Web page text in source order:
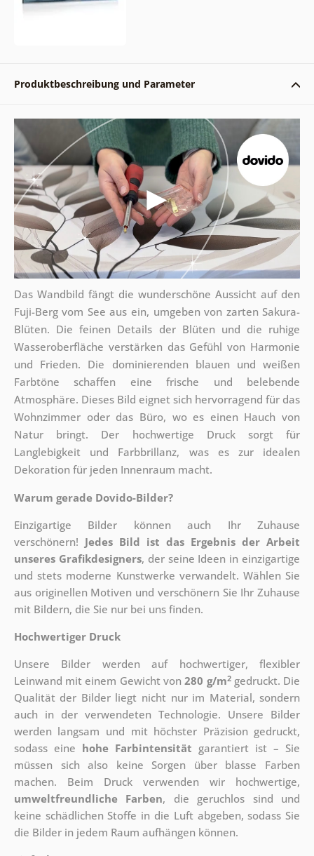
Produktbeschreibung und Parameter
Das Wandbild fängt die wunderschöne Aussicht auf den
Fuji-Berg vom See aus ein, umgeben von zarten Sakura-
Blüten. Die feinen Details der Blüten und die ruhige
Wasseroberfläche verstärken das Gefühl von Harmonie
und Frieden. Die dominierenden blauen und weißen
Farbtöne schaffen eine frische und belebende
Atmosphäre. Dieses Bild eignet sich hervorragend für das
Wohnzimmer oder das Büro, wo es einen Hauch von
Natur bringt. Der hochwertige Druck sorgt für
Langlebigkeit und Farbbrillanz, was es zur idealen
Dekoration für jeden Innenraum macht.
Warum gerade Dovido-Bilder?
Einzigartige Bilder können auch Ihr Zuhause
verschönern! Jedes Bild ist das Ergebnis der Arbeit
unseres Grafikdesigners, der seine Ideen in einzigartige
und stets moderne Kunstwerke verwandelt. Wählen Sie
aus originellen Motiven und verschönern Sie Ihr Zuhause
mit Bildern, die Sie nur bei uns finden.
Hochwertiger Druck
Unsere Bilder werden auf hochwertiger, flexibler
Leinwand mit einem Gewicht von280 g/m2gedruckt. Die
Qualität der Bilder liegt nicht nur im Material, sondern
auch in der verwendeten Technologie. Unsere Bilder
werden langsam und mit höchster Präzision gedruckt,
sodass eine hohe Farbintensität garantiert ist – Sie
müssen sich also keine Sorgen über blasse Farben
machen. Beim Druck verwenden wir hochwertige,
umweltfreundliche Farben, die geruchlos sind und
keine schädlichen Stoffe in die Luft abgeben, sodass Sie
die Bilder in jedem Raum aufhängen können.